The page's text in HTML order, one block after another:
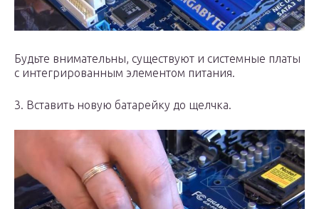
Будьте внимательны, существуют и системные платы
с интегрированным элементом питания.
3. Вставить новую батарейку до щелчка.